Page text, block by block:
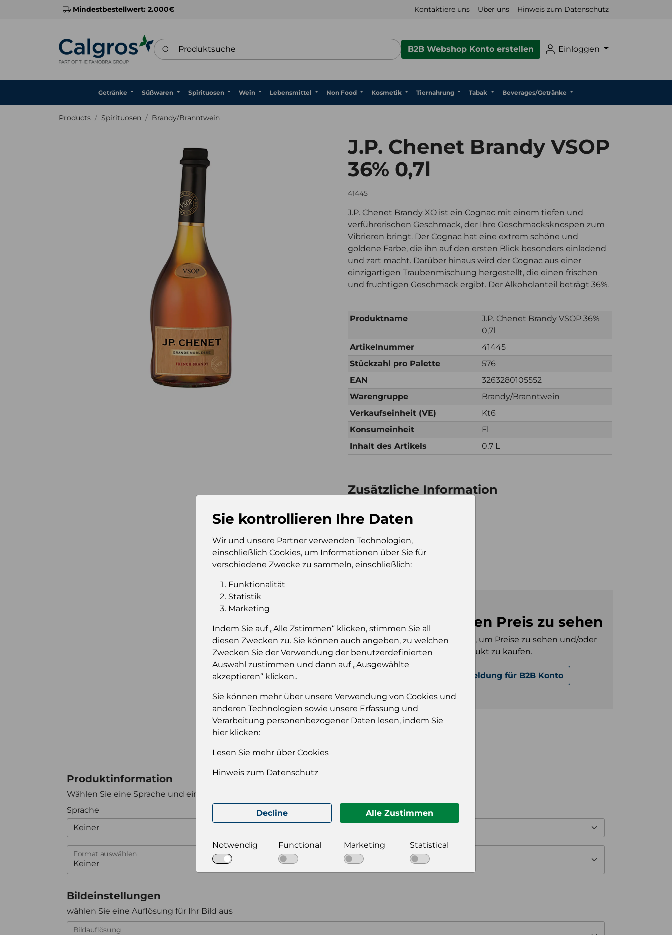
Mindestbestellwert: 2.000€ Kontaktiere uns Über uns Hinweis zum Datenschutz
Produktsuche
B2B Webshop Konto erstellen Einloggen
Getränke Süßwaren Spirituosen Wein Lebensmittel Non Food Kosmetik Tiernahrung Tabak Beverages/Getränke
Products Spirituosen Brandy/Branntwein
J.P. Chenet Brandy VSOP
36% 0,7l
41445
J.P. Chenet Brandy XO ist ein Cognac mit einem tiefen und
verführerischen Geschmack, der Ihre Geschmacksknospen zum
Vibrieren bringt. Der Cognac hat eine extrem schöne und
goldene Farbe, die ihn auf den ersten Blick besonders einladend
und zart macht. Darüber hinaus wird der Cognac aus einer
einzigartigen Traubenmischung hergestellt, die einen frischen
und fruchtigen Geschmack ergibt. Der Alkoholanteil beträgt 36%.
Produktname
J.P. Chenet Brandy VSOP 36%
0,7l
Artikelnummer
41445
Stückzahl pro Palette
576
EAN
3263280105552
Warengruppe
Brandy/Branntwein
Verkaufseinheit (VE)
Kt6
Konsumeinheit
Fl
Inhalt des Artikels
0,7 L
Zusätzliche Information
Verkaufseinheit pro
Konsumeinheit
Stückzahl pro
Einloggen um den Preis zu sehen
Sie müssen eingeloggt sein, um Preise zu sehen und/oder
dieses Produkt zu kaufen.
Anmeldung für B2B Konto
Produktinformation
Wählen Sie eine Sprache und ein Format für Ihre Produktdatei aus
Sprache
Keiner
Format auswählen
Bildeinstellungen
wählen Sie eine Auflösung für Ihr Bild aus
Bildauflösung
Sie kontrollieren Ihre Daten
Wir und unsere Partner verwenden Technologien,
einschließlich Cookies, um Informationen über Sie für
verschiedene Zwecke zu sammeln, einschließlich:
Funktionalität
Statistik
Marketing
Indem Sie auf „Alle Zstimmen“ klicken, stimmen Sie all
diesen Zwecken zu. Sie können auch angeben, zu welchen
Zwecken Sie der Verwendung der benutzerdefinierten
Auswahl zustimmen und dann auf „Ausgewählte
akzeptieren“ klicken..
Sie können mehr über unsere Verwendung von Cookies und
anderen Technologien sowie unsere Erfassung und
Verarbeitung personenbezogener Daten lesen, indem Sie
hier klicken:
Lesen Sie mehr über Cookies
Hinweis zum Datenschutz
Decline Alle Zustimmen
Notwendig Functional Marketing Statistical